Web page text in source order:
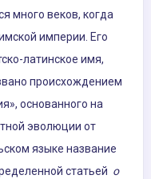
много веков, когда
империи. Его
латинское имя,
происхождением
основанного на
эволюции от
языке название
статьей о